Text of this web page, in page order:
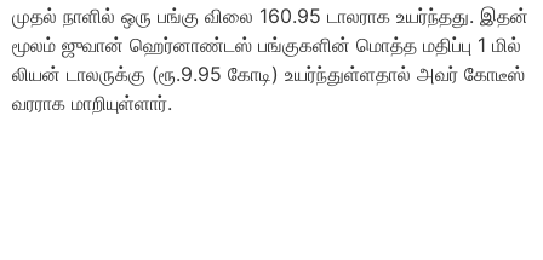
முதல் நாளில் ஒரு பங்​கு விலை 160.95 டால​ராக உயர்ந்​தது. இதன்
மூலம் ஜுவான் ஹெர்​னாண்​டஸ் பங்​கு​களின் மொத்த மதிப்பு 1 மில்​
லியன் டாலருக்கு (ரூ.9.95 கோடி) உயர்ந்​துள்​ள​தால் அவர் கோடீஸ்​
வர​ராக மாறி​யுள்​ளார்​.